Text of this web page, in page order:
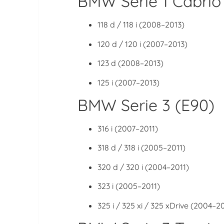
118 d / 118 i (2008–2013)
120 d / 120 i (2007–2013)
123 d (2008–2013)
125 i (2007–2013)
BMW Serie 3 (E90)
316 i (2007–2011)
318 d / 318 i (2005–2011)
320 d / 320 i (2004–2011)
323 i (2005–2011)
325 i / 325 xi / 325 xDrive